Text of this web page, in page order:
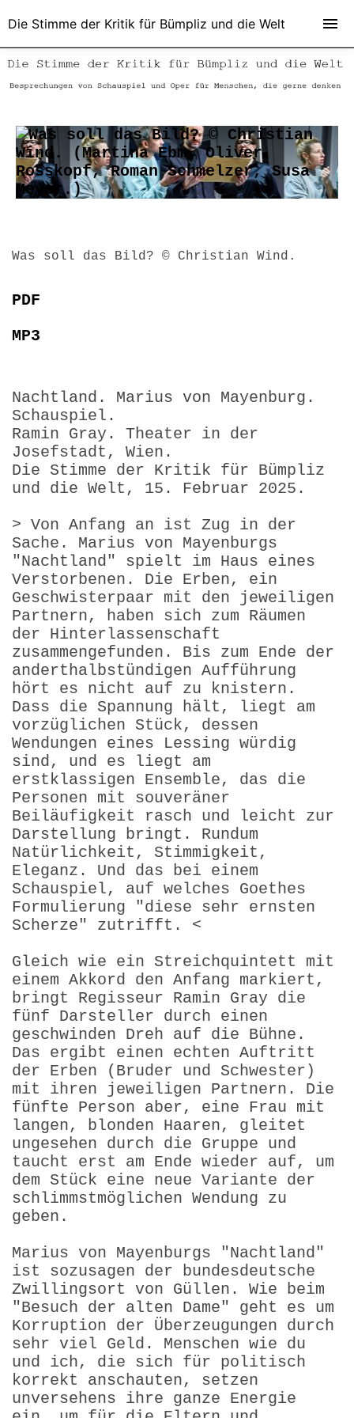
Was soll das Bild? © Christian Wind.
PDF
MP3
Nachtland. Marius von Mayenburg.
Schauspiel.
Ramin Gray. Theater in der
Josefstadt, Wien.
Die Stimme der Kritik für Bümpliz
und die Welt, 15. Februar 2025.
> Von Anfang an ist Zug in der
Sache. Marius von Mayenburgs
"Nachtland" spielt im Haus eines
Verstorbenen. Die Erben, ein
Geschwisterpaar mit den jeweiligen
Partnern, haben sich zum Räumen
der Hinterlassenschaft
zusammengefunden. Bis zum Ende der
anderthalbstündigen Aufführung
hört es nicht auf zu knistern.
Dass die Spannung hält, liegt am
vorzüglichen Stück, dessen
Wendungen eines Lessing würdig
sind, und es liegt am
erstklassigen Ensemble, das die
Personen mit souveräner
Beiläufigkeit rasch und leicht zur
Darstellung bringt. Rundum
Natürlichkeit, Stimmigkeit,
Eleganz. Und das bei einem
Schauspiel, auf welches Goethes
Formulierung "diese sehr ernsten
Scherze" zutrifft. <
Gleich wie ein Streichquintett mit
einem Akkord den Anfang markiert,
bringt Regisseur Ramin Gray die
fünf Darsteller durch einen
geschwinden Dreh auf die Bühne.
Das ergibt einen echten Auftritt
der Erben (Bruder und Schwester)
mit ihren jeweiligen Partnern. Die
fünfte Person aber, eine Frau mit
langen, blonden Haaren, gleitet
ungesehen durch die Gruppe und
taucht erst am Ende wieder auf, um
dem Stück eine neue Variante der
schlimmstmöglichen Wendung zu
geben.
Marius von Mayenburgs "Nachtland"
ist sozusagen der bundesdeutsche
Zwillingsort von Güllen. Wie beim
"Besuch der alten Dame" geht es um
Korruption der Überzeugungen durch
sehr viel Geld. Menschen wie du
und ich, die sich für politisch
korrekt anschauten, setzen
unversehens ihre ganze Energie
Die Stimme der Kritik für Bümpliz und die Welt